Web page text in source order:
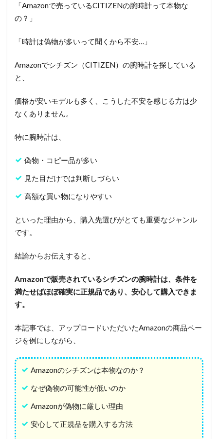
「Amazonで売っているCITIZENの腕時計って本物な
の？」
「時計は偽物が多いって聞くから不安…」
Amazonでシチズン（CITIZEN）の腕時計を探している
と、
価格が安いモデルも多く、こうした不安を感じる方は少
なくありません。
特に腕時計は、
偽物・コピー品が多い
見た目だけでは判断しづらい
高額な買い物になりやすい
といった理由から、購入先選びがとても重要なジャンル
です。
結論からお伝えすると、
Amazonで販売されているシチズンの腕時計は、条件を
満たせばほぼ確実に正規品であり、安心して購入できま
す。
本記事では、アップロードいただいたAmazonの商品ペー
ジを例にしながら、
Amazonのシチズンは本物なのか？
なぜ偽物の可能性が低いのか
Amazonが偽物に厳しい理由
安心して正規品を購入する方法